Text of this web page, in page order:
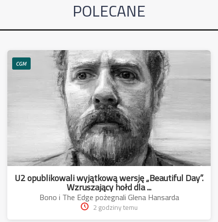
POLECANE
CGM
U2 opublikowali wyjątkową wersję „Beautiful Day”.
Wzruszający hołd dla ...
Bono i The Edge pożegnali Glena Hansarda
2 godziny temu